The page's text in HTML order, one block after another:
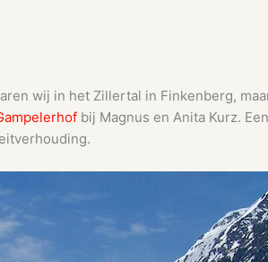
wij in het Zillertal in Finkenberg,
bij Magnus en Anita Kurz.